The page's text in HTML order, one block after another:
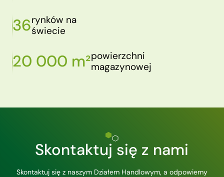
36rynków na
świecie
20 000 m²powierzchni
magazynowej
Skontaktuj się z nami
Skontaktuj się z naszym Działem Handlowym, a odpowiemy